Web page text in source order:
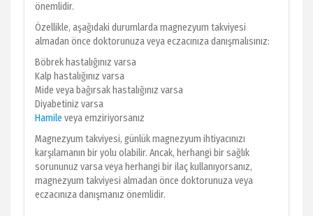
önemlidir.
Özellikle, aşağıdaki durumlarda magnezyum takviyesi
almadan önce doktorunuza veya eczacınıza danışmalısınız:
Böbrek hastalığınız varsa
Kalp hastalığınız varsa
Mide veya bağırsak hastalığınız varsa
Diyabetiniz varsa
Hamile veya emziriyorsanız
Magnezyum takviyesi, günlük magnezyum ihtiyacınızı
karşılamanın bir yolu olabilir. Ancak, herhangi bir sağlık
sorununuz varsa veya herhangi bir ilaç kullanıyorsanız,
magnezyum takviyesi almadan önce doktorunuza veya
eczacınıza danışmanız önemlidir.